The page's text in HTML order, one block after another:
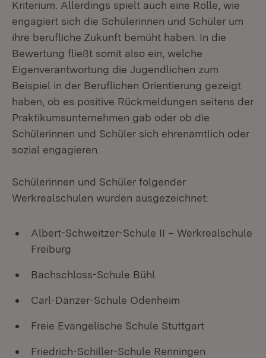
Kriterium. Allerdings spielt auch eine Rolle, wie
engagiert sich die Schülerinnen und Schüler um
ihre berufliche Zukunft bemüht haben. In die
Bewertung fließt somit also ein, welche
Eigenverantwortung die Jugendlichen zum
Beispiel in der Beruflichen Orientierung gezeigt
haben, ob es positive Rückmeldungen seitens der
Praktikumsunternehmen gab oder ob die
Schülerinnen und Schüler sich ehrenamtlich oder
sozial engagieren.
Schülerinnen und Schüler folgender
Werkrealschulen wurden ausgezeichnet:
Albert-Schweitzer-Schule II – Werkrealschule
Freiburg
Bachschloss-Schule Bühl
Carl-Dänzer-Schule Odenheim
Freie Evangelische Schule Stuttgart
Friedrich-Schiller-Schule Renningen